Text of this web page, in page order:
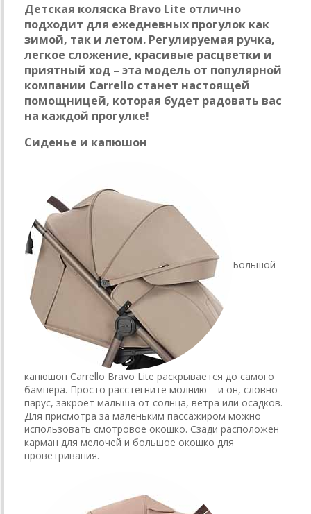
Детская коляска Bravo Lite отлично
подходит для ежедневных прогулок как
зимой, так и летом. Регулируемая ручка,
легкое сложение, красивые расцветки и
приятный ход – эта модель от популярной
компании Carrello станет настоящей
помощницей, которая будет радовать вас
на каждой прогулке!
Сиденье и капюшон
Большой
капюшон Carrello Bravo Lite раскрывается до самого
бампера. Просто расстегните молнию – и он, словно
парус, закроет малыша от солнца, ветра или осадков.
Для присмотра за маленьким пассажиром можно
использовать смотровое окошко. Сзади расположен
карман для мелочей и большое окошко для
проветривания.